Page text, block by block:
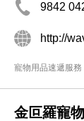
9842
http://
寵物用品速遞服務
金叵羅寵